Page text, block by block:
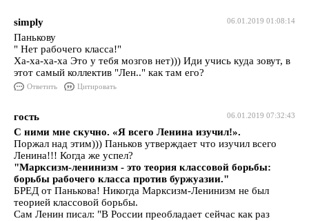
06.01.2019 01:08:14
simply
Панькову
" Нет рабочего класса!"
Ха-ха-ха-ха Это у тебя мозгов нет))) Иди учись куда зовут, в
этот самый коллектив "Лен.." как там его?
Ответить Цитировать
06.01.2019 07:32:43
гость
С ними мне скучно. «Я всего Ленина изучил!».
Поржал над этим))) Паньков утверждает что изучил всего
Ленина!!! Когда же успел?
"Марксизм-ленинизм - это теория классовой борьбы:
борьбы рабочего класса против буржуазии."
БРЕД от Панькова! Никогда Марксизм-Ленинизм не был
теорией классовой борьбы.
Сам Ленин писал: "В России преобладает сейчас как раз